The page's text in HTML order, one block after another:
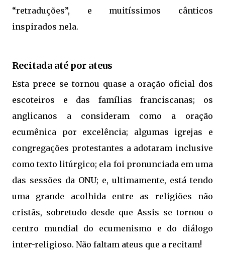
“retraduções”, e muitíssimos cânticos
inspirados nela.
Recitada até por ateus
Esta prece se tornou quase a oração oficial dos
escoteiros e das famílias franciscanas; os
anglicanos a consideram como a oração
ecumênica por excelência; algumas igrejas e
congregações protestantes a adotaram inclusive
como texto litúrgico; ela foi pronunciada em uma
das sessões da ONU; e, ultimamente, está tendo
uma grande acolhida entre as religiões não
cristãs, sobretudo desde que Assis se tornou o
centro mundial do ecumenismo e do diálogo
inter-religioso. Não faltam ateus que a recitam!